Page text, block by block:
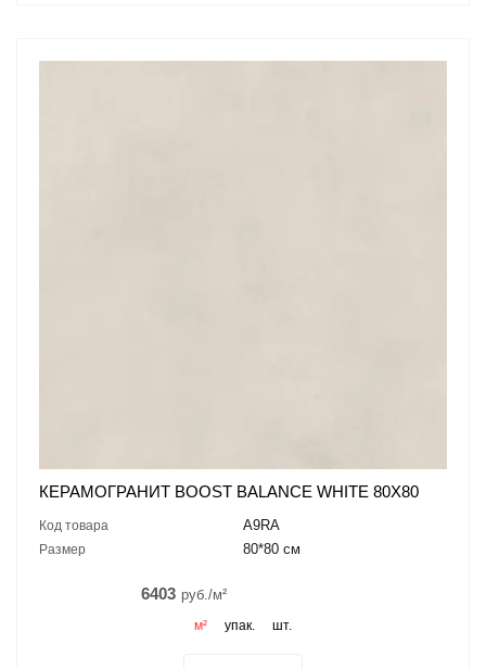
КЕРАМОГРАНИТ BOOST BALANCE WHITE 80X80
Код товара A9RA
Размер 80*80 см
6403 руб./м²
м² упак. шт.